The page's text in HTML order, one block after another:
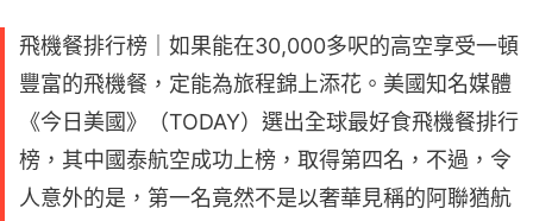
飛機餐排行榜｜如果能在30,000多呎的高空享受一頓
豐富的飛機餐，定能為旅程錦上添花。美國知名媒體
《今日美國》（TODAY）選出全球最好食飛機餐排行
榜，其中國泰航空成功上榜，取得第四名，不過，令
人意外的是，第一名竟然不是以奢華見稱的阿聯猶航